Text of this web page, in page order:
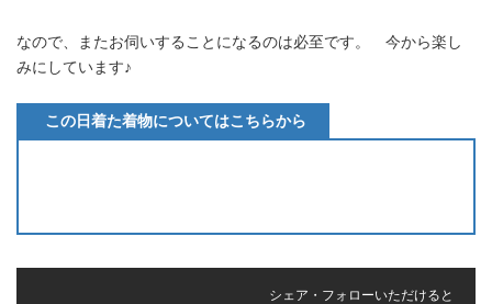
なので、またお伺いすることになるのは必至です。 今から楽し
みにしています♪
この日着た着物についてはこちらから
シェア・フォローいただけると